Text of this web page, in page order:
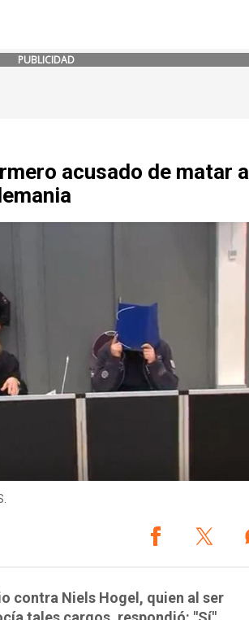
PUBLICIDAD
acusado de matar a
contra Niels Hogel, quien al ser